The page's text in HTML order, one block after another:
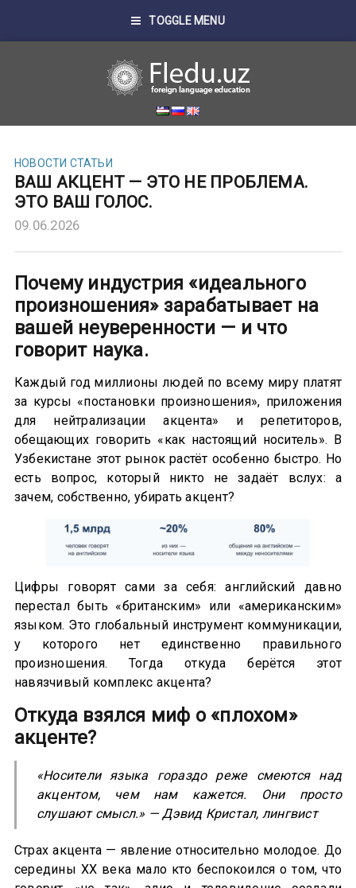
TOGGLE MENU
НОВОСТИ СТАТЬИ
ВАШ АКЦЕНТ — ЭТО НЕ ПРОБЛЕМА.
ЭТО ВАШ ГОЛОС.
09.06.2026
Почему индустрия «идеального
произношения» зарабатывает на
вашей неуверенности — и что
говорит наука.
Каждый год миллионы людей по всему миру платят
за курсы «постановки произношения», приложения
для нейтрализации акцента» и репетиторов,
обещающих говорить «как настоящий носитель». В
Узбекистане этот рынок растёт особенно быстро. Но
есть вопрос, который никто не задаёт вслух: а
зачем, собственно, убирать акцент?
Цифры говорят сами за себя: английский давно
перестал быть «британским» или «американским»
языком. Это глобальный инструмент коммуникации,
у которого нет единственно правильного
произношения. Тогда откуда берётся этот
навязчивый комплекс акцента?
Откуда взялся миф о «плохом»
акценте?
«Носители языка гораздо реже смеются над
акцентом, чем нам кажется. Они просто
слушают смысл.» — Дэвид Кристал, лингвист
Страх акцента — явление относительно молодое. До
середины XX века мало кто беспокоился о том, что